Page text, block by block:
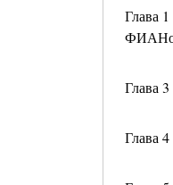
Глава
Глава
Глава